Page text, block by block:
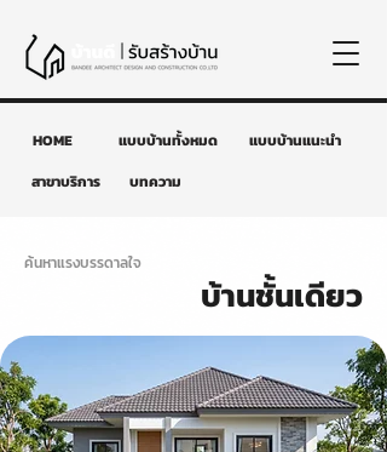
HOME แบบบ้านทั้งหมด
แบบบ้านแนะนำ
สาขาบริการ
บทความ
ค้นหาแรงบรรดาลใจ
บ้านชั้นเดียว